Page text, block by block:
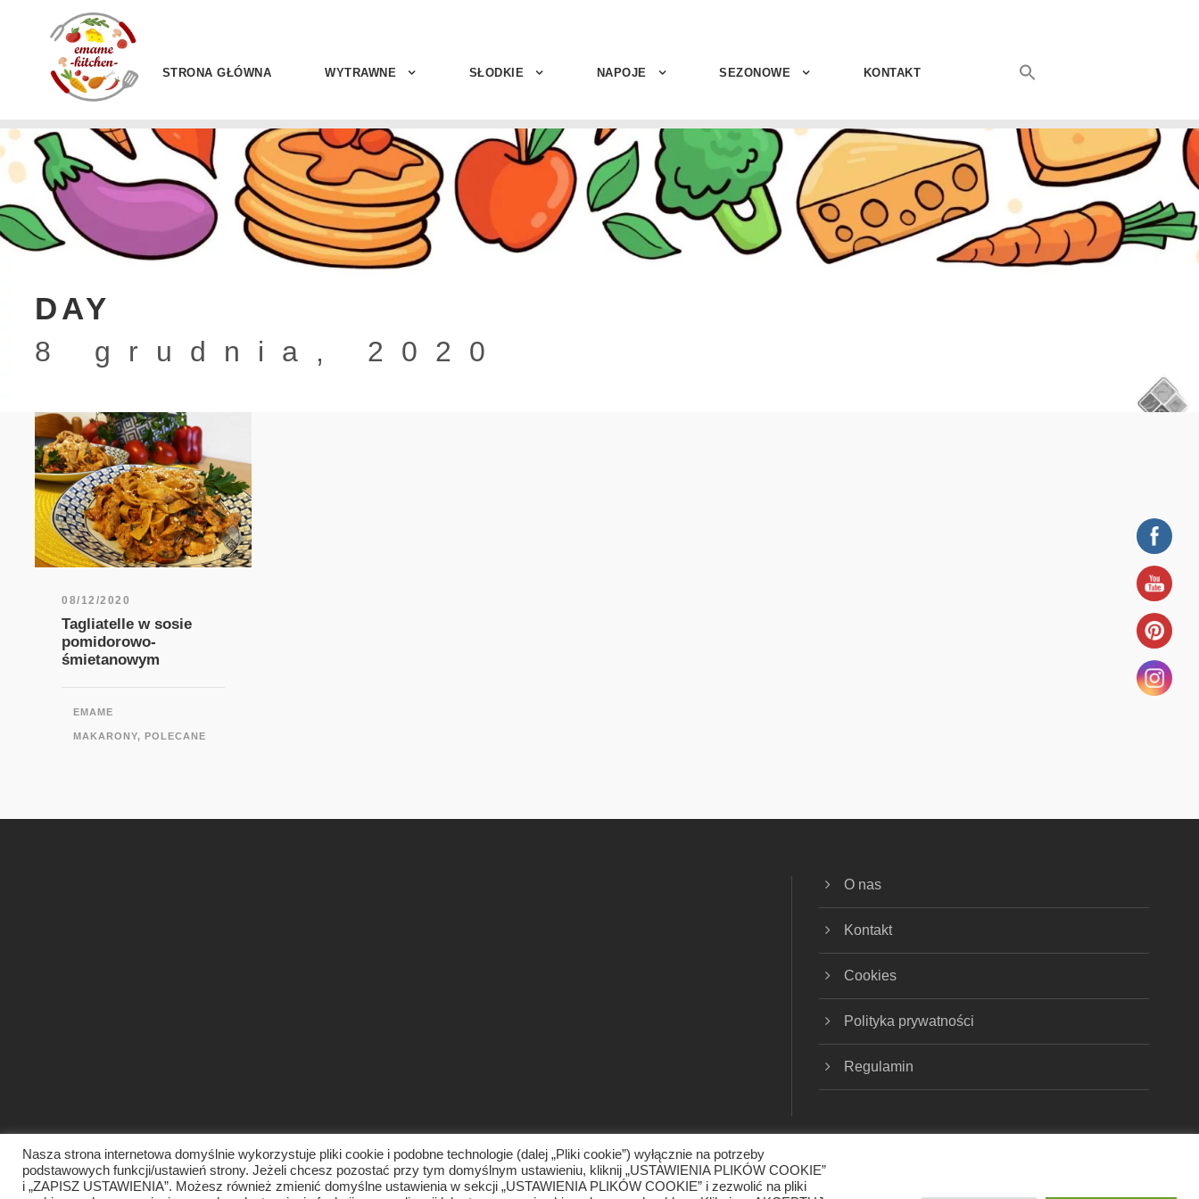
STRONA GŁÓWNA WYTRAWNE SŁODKIE NAPOJE SEZONOWE KONTAKT
DAY
8 grudnia, 2020
08/12/2020
Tagliatelle w sosie
pomidorowo-
śmietanowym
EMAME
MAKARONY, POLECANE
O nas
Kontakt
Cookies
Polityka prywatności
Regulamin
Nasza strona internetowa domyślnie wykorzystuje pliki cookie i podobne technologie (dalej „Pliki cookie”) wyłącznie na potrzeby
podstawowych funkcji/ustawień strony. Jeżeli chcesz pozostać przy tym domyślnym ustawieniu, kliknij „USTAWIENIA PLIKÓW COOKIE”
i „ZAPISZ USTAWIENIA”. Możesz również zmienić domyślne ustawienia w sekcji „USTAWIENIA PLIKÓW COOKIE” i zezwolić na pliki